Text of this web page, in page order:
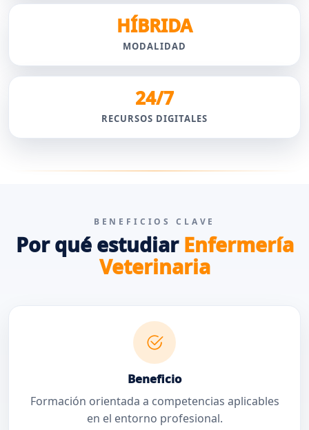
HÍBRIDA
MODALIDAD
24/7
RECURSOS DIGITALES
BENEFICIOS CLAVE
Por qué estudiar Enfermería
Veterinaria
Beneficio
Formación orientada a competencias aplicables
en el entorno profesional.